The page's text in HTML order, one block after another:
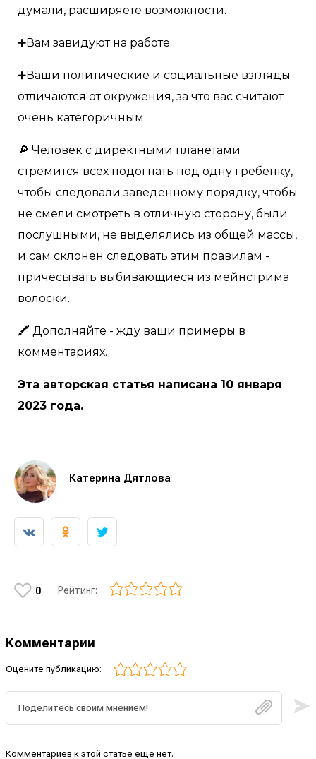
думали, расширяете возможности.
➕Вам завидуют на работе.
➕Ваши политические и социальные взгляды
отличаются от окружения, за что вас считают
очень категоричным.
🔎 Человек с директными планетами
стремится всех подогнать под одну гребенку,
чтобы следовали заведенному порядку, чтобы
не смели смотреть в отличную сторону, были
послушными, не выделялись из общей массы,
и сам склонен следовать этим правилам -
причесывать выбивающиеся из мейнстрима
волоски.
🖍 Дополняйте - жду ваши примеры в
комментариях.
Эта авторская статья написана 10 января
2023 года.
Катерина Дятлова
0 Рейтинг:
Комментарии
Оцените публикацию:
Комментариев к этой статье ещё нет.